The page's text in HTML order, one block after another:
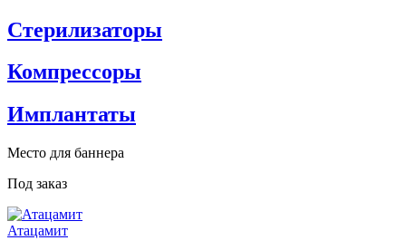
Стерилизаторы
Компрессоры
Имплантаты
Место для баннера
Под заказ
Атацамит